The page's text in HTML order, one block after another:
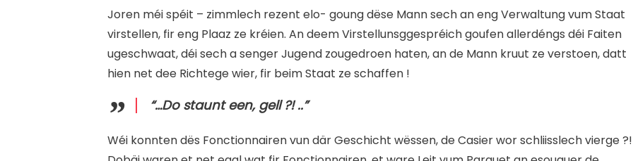
Joren méi spéit – zimmlech rezent elo- goung dëse Mann sech an eng Verwaltung vum Staat
virstellen, fir eng Plaaz ze kréien. An deem Virstellunsggespréich goufen allerdéngs déi Faiten
ugeschwaat, déi sech a senger Jugend zougedroen haten, an de Mann kruut ze verstoen, datt
hien net dee Richtege wier, fir beim Staat ze schaffen !
“…Do staunt een, gell ?! ..”
Wéi konnten dës Fonctionnairen vun där Geschicht wëssen, de Casier wor schliisslech vierge ?!